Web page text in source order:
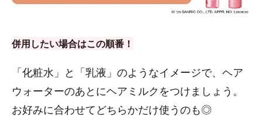
併用したい場合はこの順番！
「化粧水」と「乳液」のようなイメージで、ヘア
ウォーターのあとにヘアミルクをつけましょう。
お好みに合わせてどちらかだけ使うのも◎